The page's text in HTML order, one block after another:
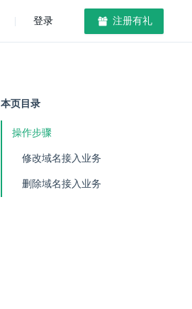
登录 注册有礼
本页目录
操作步骤
修改域名接入业务
删除域名接入业务